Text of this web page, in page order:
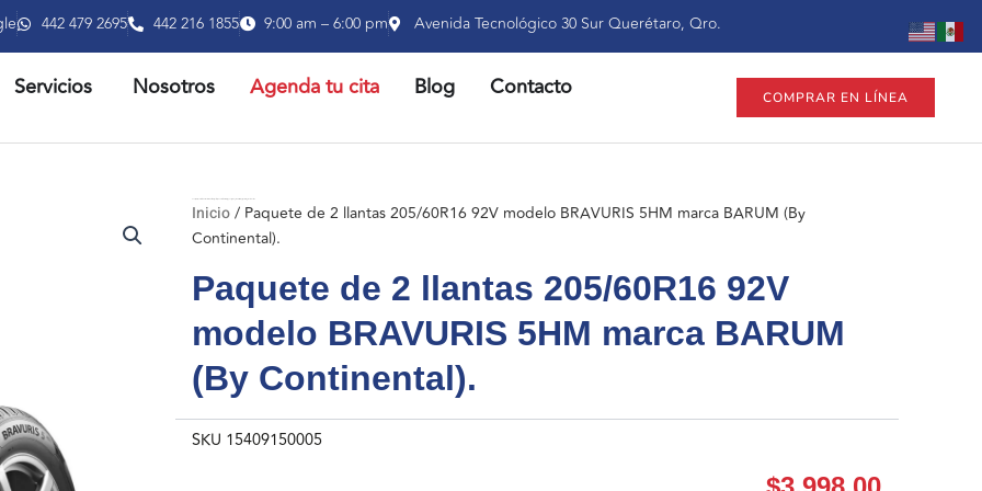
442 479 2695 442 216 1855 9:00 am – 6:00 pm Avenida Tecnológico 30 Sur Querétaro, Qro.
PRODUCTOS
Servicios ABRIR SERVICIOS
Nosotros Agenda tu cita Blog Contacto COMPRAR EN LÍNEA
Inicio/ Paquete de 2 llantas 205/60R16 92V modelo BRAVURIS 5HM marca BARUM (By
Continental).
Paquete de 2 llantas 205/60R16 92V
modelo BRAVURIS 5HM marca BARUM
(By Continental).
SKU 15409150005